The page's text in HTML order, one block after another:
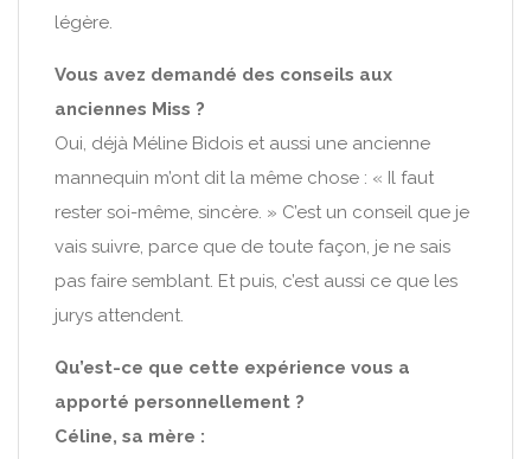
légère.
Vous avez demandé des conseils aux
anciennes Miss ?
Oui, déjà Méline Bidois et aussi une ancienne
mannequin m’ont dit la même chose : « Il faut
rester soi-même, sincère. » C’est un conseil que je
vais suivre, parce que de toute façon, je ne sais
pas faire semblant. Et puis, c’est aussi ce que les
jurys attendent.
Qu’est-ce que cette expérience vous a
apporté personnellement ?
Céline, sa mère :